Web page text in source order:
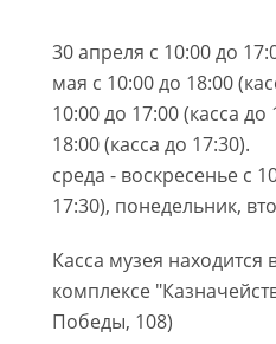
30 апреля с 10:00 до
мая с 10:00 до 18:00
10:00 до 17:00 (касса
18:00 (касса до 17:30).
среда - воскресенье с
17:30), понедельник,
Касса музея находится
комплексе
Победы, 108)